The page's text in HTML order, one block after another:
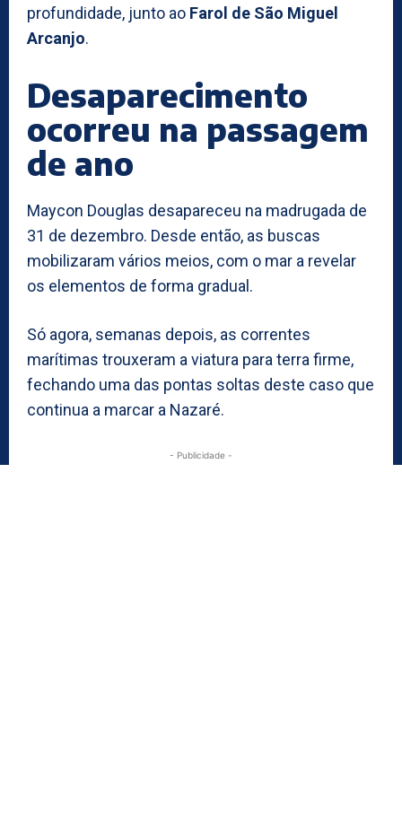
profundidade, junto ao Farol de São Miguel
Arcanjo.
Desaparecimento
ocorreu na passagem
de ano
Maycon Douglas desapareceu na madrugada de
31 de dezembro. Desde então, as buscas
mobilizaram vários meios, com o mar a revelar
os elementos de forma gradual.
Só agora, semanas depois, as correntes
marítimas trouxeram a viatura para terra firme,
fechando uma das pontas soltas deste caso que
continua a marcar a Nazaré.
- Publicidade -